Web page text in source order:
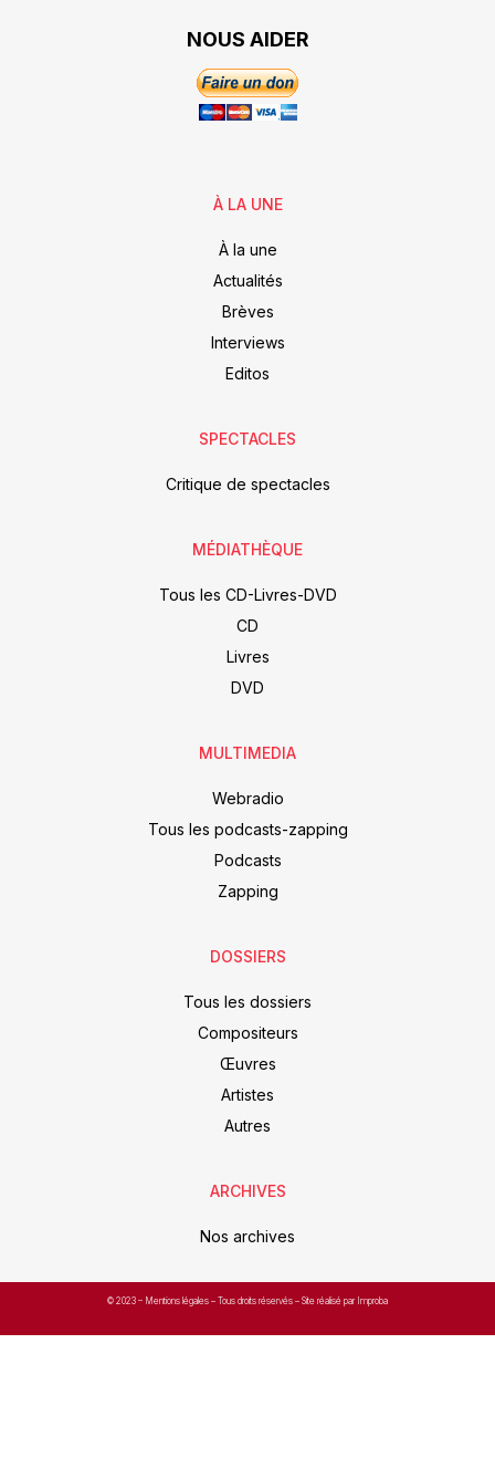
NOUS AIDER
À LA UNE
À la une
Actualités
Brèves
Interviews
Editos
SPECTACLES
Critique de spectacles
MÉDIATHÈQUE
Tous les CD-Livres-DVD
CD
Livres
DVD
MULTIMEDIA
Webradio
Tous les podcasts-zapping
Podcasts
Zapping
DOSSIERS
Tous les dossiers
Compositeurs
Œuvres
Artistes
Autres
ARCHIVES
Nos archives
© 2023 – Mentions légales – Tous droits réservés – Site réalisé par Improba